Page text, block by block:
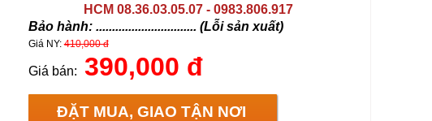
HCM 08.36.03.05.07 - 0983.806.917
Bảo hành: ............................... (Lỗi sản xuất)
Giá NY: 410,000 đ
Giá bán: 390,000 đ
ĐẶT MUA, GIAO TẬN NƠI